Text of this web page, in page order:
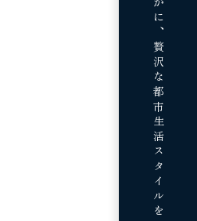
贅沢な都市生活スタイルを